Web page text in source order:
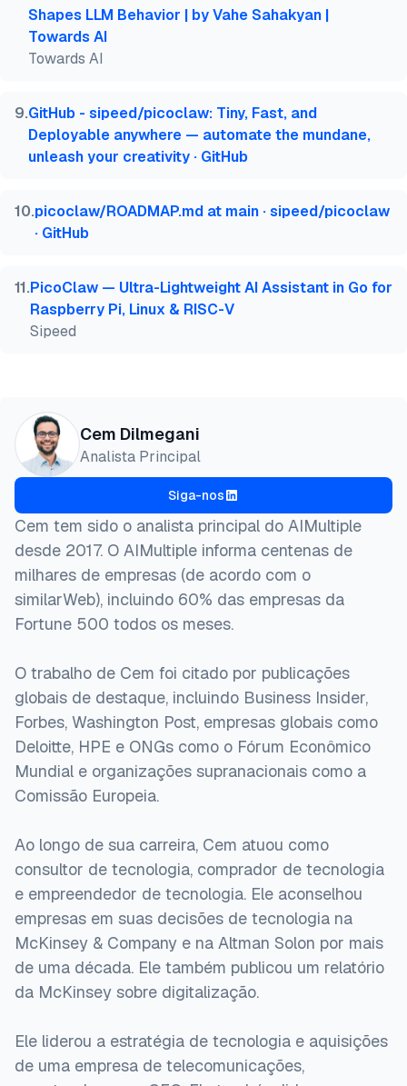
Shapes LLM Behavior | by Vahe Sahakyan |
Towards AI
Towards AI
9.GitHub - sipeed/picoclaw: Tiny, Fast, and
Deployable anywhere — automate the mundane,
unleash your creativity · GitHub
10.picoclaw/ROADMAP.md at main · sipeed/picoclaw
· GitHub
11.PicoClaw — Ultra-Lightweight AI Assistant in Go for
Raspberry Pi, Linux & RISC-V
Sipeed
Cem Dilmegani
Analista Principal
Siga-nos
Cem tem sido o analista principal do AIMultiple
desde 2017. O AIMultiple informa centenas de
milhares de empresas (de acordo com o
similarWeb), incluindo 60% das empresas da
Fortune 500 todos os meses.
O trabalho de Cem foi citado por publicações
globais de destaque, incluindo Business Insider,
Forbes, Washington Post, empresas globais como
Deloitte, HPE e ONGs como o Fórum Econômico
Mundial e organizações supranacionais como a
Comissão Europeia.
Ao longo de sua carreira, Cem atuou como
consultor de tecnologia, comprador de tecnologia
e empreendedor de tecnologia. Ele aconselhou
empresas em suas decisões de tecnologia na
McKinsey & Company e na Altman Solon por mais
de uma década. Ele também publicou um relatório
da McKinsey sobre digitalização.
Ele liderou a estratégia de tecnologia e aquisições
de uma empresa de telecomunicações,